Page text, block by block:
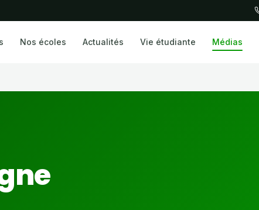
Nos écoles Actualités Vie étudiante Médias